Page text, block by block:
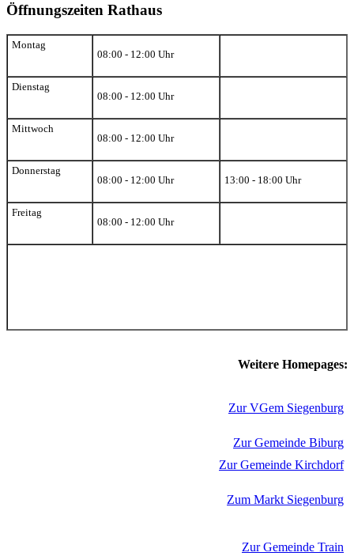
Öffnungszeiten Rathaus
Montag
08:00 - 12:00 Uhr
Dienstag
08:00 - 12:00 Uhr
Mittwoch
08:00 - 12:00 Uhr
Donnerstag
08:00 - 12:00 Uhr
13:00 - 18:00 Uhr
Freitag
08:00 - 12:00 Uhr
Weitere Homepages:
Zur VGem Siegenburg
Zur Gemeinde Biburg
Zur Gemeinde Kirchdorf
Zum Markt Siegenburg
Zur Gemeinde Train